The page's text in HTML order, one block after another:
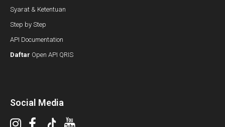
Syarat & Ketentuan
Step by Step
API Documentation
Daftar Open API QRIS
Social Media